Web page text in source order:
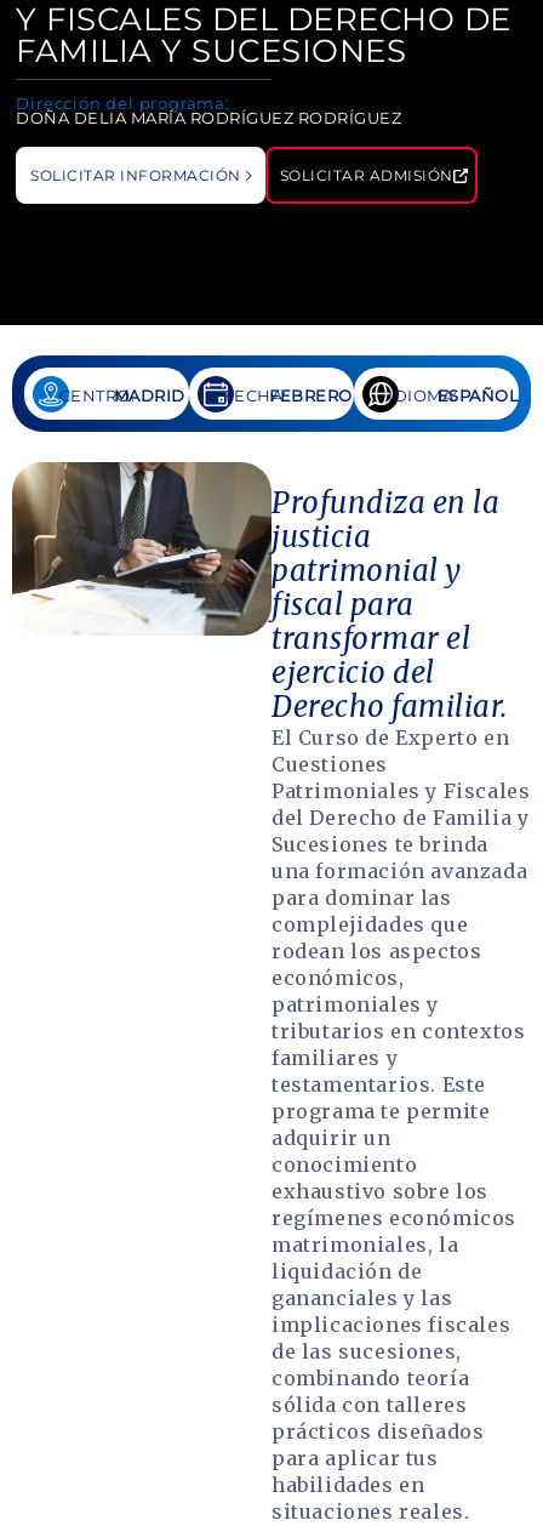
Y FISCALES DEL DERECHO DE
FAMILIA Y SUCESIONES
Dirección del programa:
DOÑA DELIA MARÍA RODRÍGUEZ RODRÍGUEZ
SOLICITAR INFORMACIÓN SOLICITAR ADMISIÓN
CENTRO:MADRID FECHA:FEBRERO IDIOMA:ESPAÑOL
Profundiza en la
justicia
patrimonial y
fiscal para
transformar el
ejercicio del
Derecho familiar.
El Curso de Experto en
Cuestiones
Patrimoniales y Fiscales
del Derecho de Familia y
Sucesiones te brinda
una formación avanzada
para dominar las
complejidades que
rodean los aspectos
económicos,
patrimoniales y
tributarios en contextos
familiares y
testamentarios. Este
programa te permite
adquirir un
conocimiento
exhaustivo sobre los
regímenes económicos
matrimoniales, la
liquidación de
gananciales y las
implicaciones fiscales
de las sucesiones,
combinando teoría
sólida con talleres
prácticos diseñados
para aplicar tus
habilidades en
situaciones reales.